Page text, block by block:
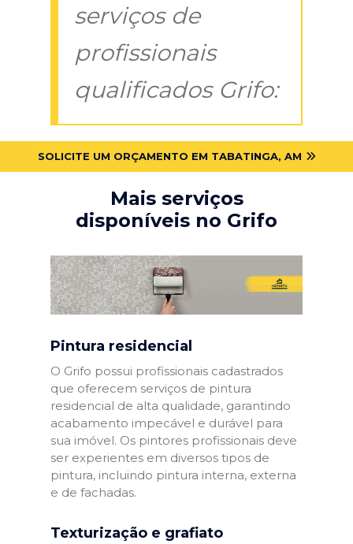
serviços de
profissionais
qualificados Grifo:
SOLICITE UM ORÇAMENTO EM TABATINGA, AM
Mais serviços
disponíveis no Grifo
Pintura residencial
O Grifo possui profissionais cadastrados
que oferecem serviços de pintura
residencial de alta qualidade, garantindo
acabamento impecável e durável para
sua imóvel. Os pintores profissionais deve
ser experientes em diversos tipos de
pintura, incluindo pintura interna, externa
e de fachadas.
Texturização e grafiato